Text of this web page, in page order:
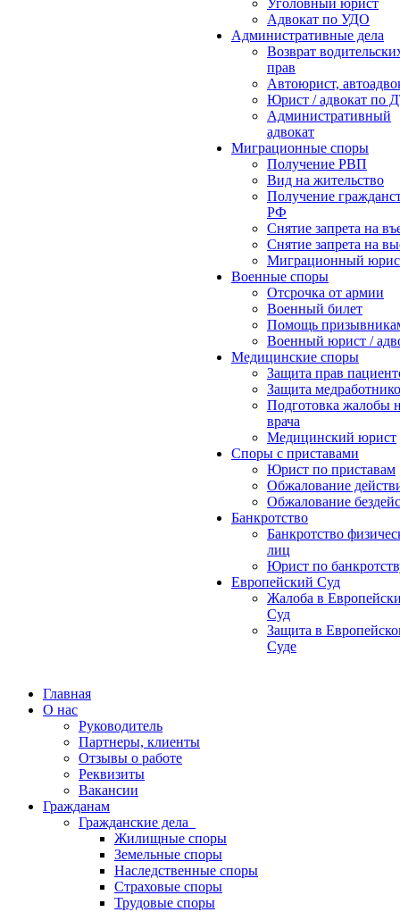
Уголовный юрист
Адвокат по УДО
Административные дела
Возврат
прав
Автоюрист,
Юрист / адвокат по
Административный
адвокат
Миграционные споры
Получение РВП
Вид на жительство
Получение
РФ
Снятие запрета на
Снятие запрета на
Миграционный
Военные споры
Отсрочка от армии
Военный билет
Помощь
Военный юрист /
Медицинские споры
Защита прав
Защита
Подготовка жалобы
врача
Медицинский юрист
Споры с приставами
Юрист по приставам
Обжалование
Обжалование
Банкротство
Банкротство
лиц
Юрист по
Европейский Суд
Жалоба в
Суд
Защита в
Суде
Главная
О нас
Руководитель
Партнеры, клиенты
Отзывы о работе
Реквизиты
Вакансии
Гражданам
Гражданские дела
Жилищные споры
Земельные споры
Наследственные споры
Страховые споры
Трудовые споры